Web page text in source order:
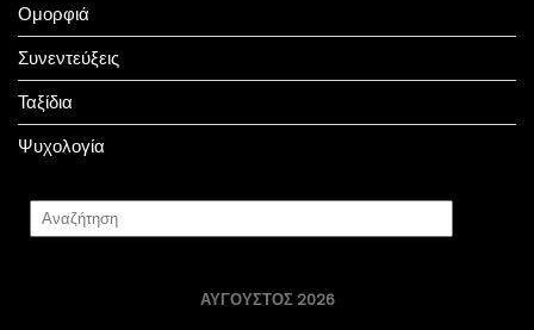
Ομορφιά
Συνεντεύξεις
Ταξίδια
Ψυχολογία
ΑΎΓΟΥΣΤΟΣ 2026